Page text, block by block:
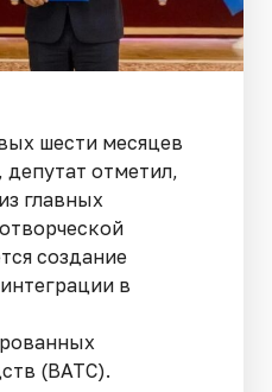
шести месяцев
отметил,
главных
создание
в
(ВАТС).